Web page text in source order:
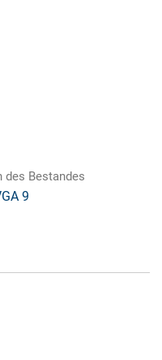
des Bestandes
9